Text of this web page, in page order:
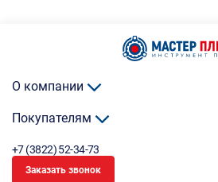
О компании
Покупателям
+7 (3822) 52-34-73
Заказать звонок